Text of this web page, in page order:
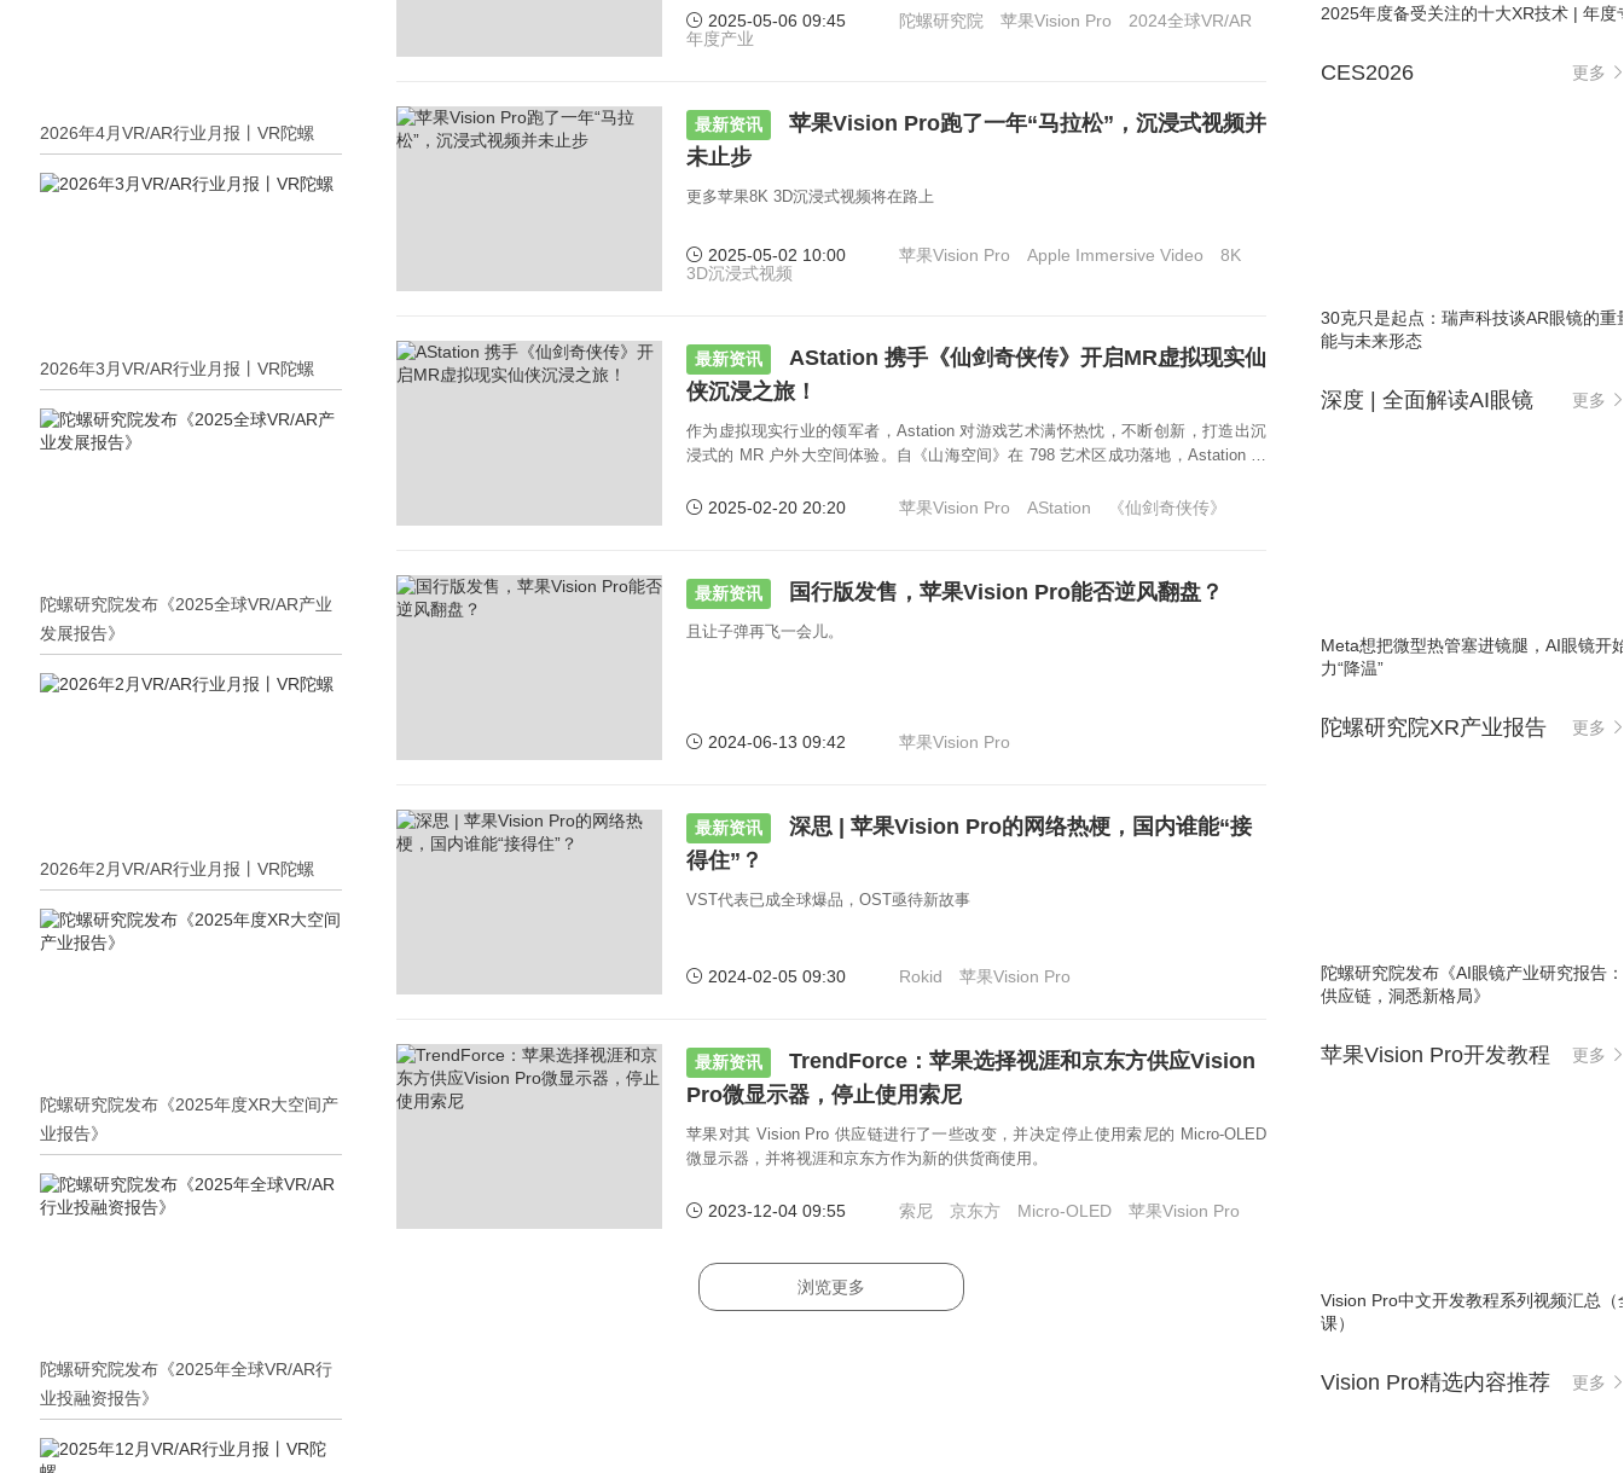
2026年4月VR/AR行业月报丨VR陀螺
2026年3月VR/AR行业月报丨VR陀螺
陀螺研究院发布《2025全球VR/AR产业
发展报告》
2026年2月VR/AR行业月报丨VR陀螺
陀螺研究院发布《2025年度XR大空间产
业报告》
陀螺研究院发布《2025年全球VR/AR行
业投融资报告》
从业者及相关人士提供参考。
2025-05-06 09:45 陀螺研究院 苹果Vision Pro
2024全球VR/AR
年度产业
最新资讯
苹果Vision Pro跑了一年“马拉松”，沉浸式视频并
未止步
更多苹果8K 3D沉浸式视频将在路上
2025-05-02 10:00 苹果Vision Pro Apple Immersive Video
8K
3D沉浸式视频
最新资讯
AStation 携手《仙剑奇侠传》开启MR虚拟现实仙
侠沉浸之旅！
作为虚拟现实行业的领军者，Astation 对游戏艺术满怀热忱，不断创新，打造出沉
浸式的 MR 户外大空间体验。自《山海空间》在 798 艺术区成功落地，Astation 在
2025-02-20 20:20 苹果Vision Pro AStation 《仙剑奇侠传》
最新资讯 国行版发售，苹果Vision Pro能否逆风翻盘？
且让子弹再飞一会儿。
2024-06-13 09:42 苹果Vision Pro
最新资讯
深思 | 苹果Vision Pro的网络热梗，国内谁能“接
得住”？
VST代表已成全球爆品，OST亟待新故事
2024-02-05 09:30 Rokid 苹果Vision Pro
最新资讯
TrendForce：苹果选择视涯和京东方供应Vision
Pro微显示器，停止使用索尼
苹果对其 Vision Pro 供应链进行了一些改变，并决定停止使用索尼的 Micro-OLED
微显示器，并将视涯和京东方作为新的供货商使用。
2023-12-04 09:55 索尼 京东方 Micro-OLED 苹果Vision Pro
浏览更多
2025年度备受关注的十大XR技术 | 年度
CES2026 更多
30克只是起点：瑞声科技谈AR眼镜的重
能与未来形态
深度 | 全面解读AI眼镜 更多
Meta想把微型热管塞进镜腿，AI眼镜开
力“降温”
陀螺研究院XR产业报告 更多
陀螺研究院发布《AI眼镜产业研究报告
供应链，洞悉新格局》
苹果Vision Pro开发教程 更多
Vision Pro中文开发教程系列视频汇总（
课）
Vision Pro精选内容推荐 更多